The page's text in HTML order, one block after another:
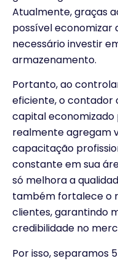
Atualmente, graças
possível economizar
necessário investir
armazenamento.
Portanto, ao
eficiente, o contador
capital economizado
realmente agregam
capacitação
constante em sua
só melhora a
também fortalece o
clientes, garantindo
credibilidade no
Por isso, separamos